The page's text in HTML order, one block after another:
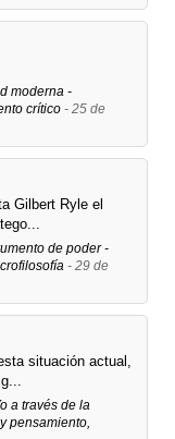
moderna -
crítico - 25 de
Gilbert Ryle el
de poder -
- 29 de
situación actual,
a través de la
pensamiento,